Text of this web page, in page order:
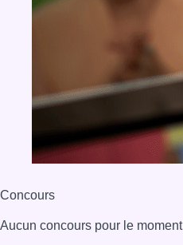
Concours
Aucun concours pour le moment